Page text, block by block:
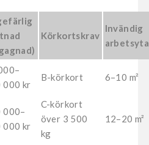
Körkortskrav
Invändig
arbetsyta
000 kr
B-körkort 6–10 m²
000–
000 kr
C-körkort
över 3 500
kg
12–20 m²